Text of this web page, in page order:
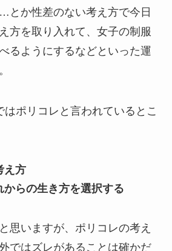
とか性差のない考え方で今日
方を取り入れて、女子の制服
るようにするなどといった運
はポリコレと言われているとこ
え方
からの生き方を選択する
思いますが、ポリコレの考え
ではズレがあることは確かだ